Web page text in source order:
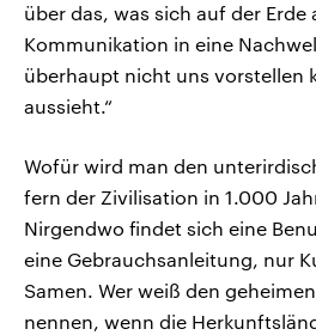
über das, was sich auf der Erde
Kommunikation in eine
überhaupt nicht uns vorstellen
aussieht.“
Wofür wird man den
fern der Zivilisation in 1.000
Nirgendwo findet sich eine
eine Gebrauchsanleitung, nur
Samen. Wer weiß den
nennen, wenn die